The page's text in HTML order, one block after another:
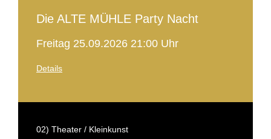
Die ALTE MÜHLE Party Nacht
Freitag 25.09.2026 21:00 Uhr
Details
02) Theater / Kleinkunst